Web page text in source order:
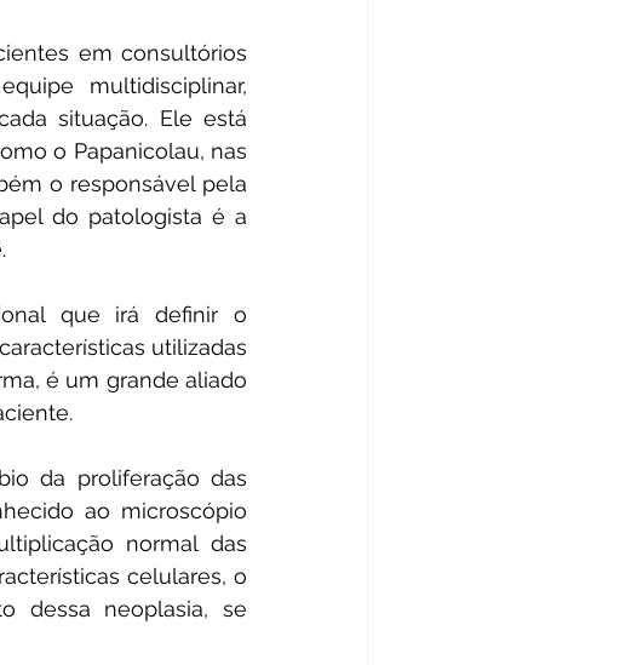
em consultórios
multidisciplinar,
situação. Ele está
o Papanicolau, nas
o responsável pela
do patologista é a
que irá definir o
utilizadas
é um grande aliado
da proliferação das
ao microscópio
normal das
celulares, o
dessa neoplasia, se